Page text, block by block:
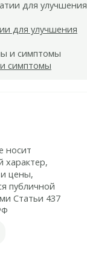
для улучшения
симптомы
носит
цены,
публичной
Статьи 437